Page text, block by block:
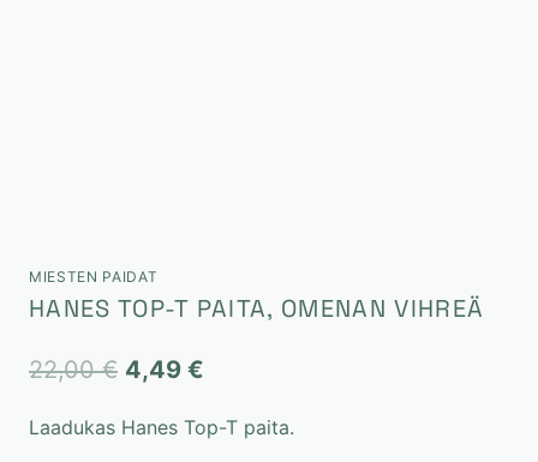
MIESTEN PAIDAT
HANES TOP-T PAITA, OMENAN VIHREÄ
22,00€ Alkuperäinen
oli:
4,49 €
on:
Laadukas Hanes Top-T paita.